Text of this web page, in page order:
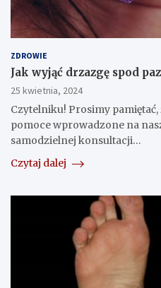
ZDROWIE
Jak wyjąć drzazgę spod
25 kwietnia, 2024
Czytelniku! Prosimy
pomoce wprowadzone na
samodzielnej konsultacji…
Czytaj dalej